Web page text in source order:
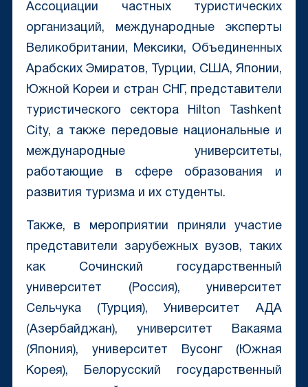
Ассоциации частных туристических
организаций, международные эксперты
Великобритании, Мексики, Объединенных
Арабских Эмиратов, Турции, США, Японии,
Южной Кореи и стран СНГ, представители
туристического сектора Hilton Tashkent
City, а также передовые национальные и
международные университеты,
работающие в сфере образования и
развития туризма и их студенты.
Также, в мероприятии приняли участие
представители зарубежных вузов, таких
как Сочинский государственный
университет (Россия), университет
Сельчука (Турция), Университет АДА
(Азербайджан), университет Вакаяма
(Япония), университет Вусонг (Южная
Корея), Белорусский государственный